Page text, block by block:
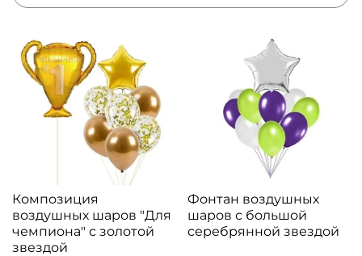
Композиция
воздушных шаров "Для
чемпиона" с золотой
звездой
Фонтан воздушных
шаров с большой
серебрянной звездой